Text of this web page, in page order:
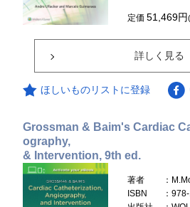
定価51,469円
詳しく見る
ほしいものリストに登録
Grossman & Baim's Cardiac
ography,
& Intervention, 9th ed.
著者
：
ISBN
：